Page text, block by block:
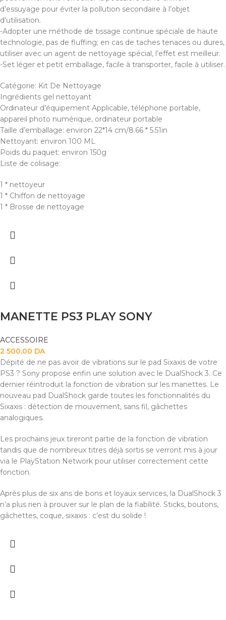
d’essuyage pour éviter la pollution secondaire à l’objet
d’utilisation.
-Adopter une méthode de tissage continue spéciale de haute
technologie, pas de fluffing; en cas de taches tenaces ou dures,
utiliser avec un agent de nettoyage spécial, l’effet est meilleur.
-Set léger et petit emballage, facile à transporter, facile à utiliser.
Catégorie: Kit De Nettoyage
Ingrédients gel nettoyant
Ordinateur d’équipement Applicable, téléphone portable,
appareil photo numérique, ordinateur portable
Taille d’emballage: environ 22*14 cm/8.66 * 5.51in
Nettoyant: environ 100 ML
Poids du paquet: environ 150g
Liste de colisage:
1 * nettoyeur
1 * Chiffon de nettoyage
1 * Brosse de nettoyage
MANETTE PS3 PLAY SONY
ACCESSOIRE
2 500,00 DA
Dépité de ne pas avoir de vibrations sur le pad Sixaxis de votre
PS3 ? Sony propose enfin une solution avec le DualShock 3. Ce
dernier réintroduit la fonction de vibration sur les manettes. Le
nouveau pad DualShock garde toutes les fonctionnalités du
Sixaxis : détection de mouvement, sans fil, gâchettes
analogiques.
Les prochains jeux tireront partie de la fonction de vibration
tandis que de nombreux titres déjà sortis se verront mis à jour
via le PlayStation Network pour utiliser correctement cette
fonction.
Après plus de six ans de bons et loyaux services, la DualShock 3
n’a plus rien à prouver sur le plan de la fiabilité. Sticks, boutons,
gâchettes, coque, sixaxis : c’est du solide !